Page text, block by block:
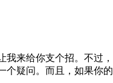
来给你支个招。不过
疑问。而且，如果你